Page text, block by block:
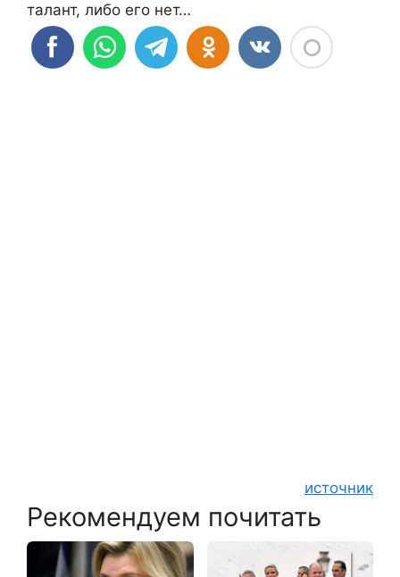
талант, либо его нет…
источник
Рекомендуем почитать